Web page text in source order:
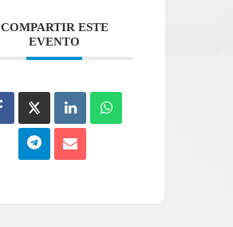
COMPARTIR ESTE
EVENTO